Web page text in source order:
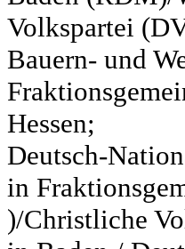
Volkspartei
Bauern- und
Hessen;
Deutsch-
in
)/Christliche